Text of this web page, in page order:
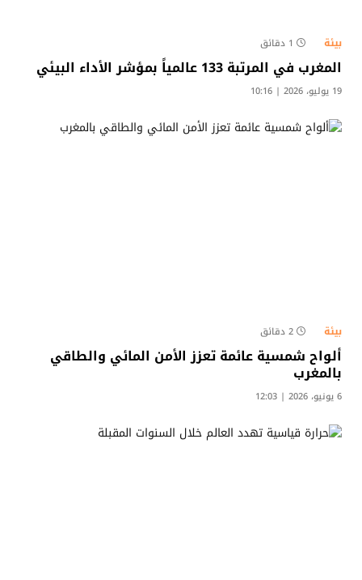
بيئة 1 دقائق
المغرب في المرتبة 133 عالمياً بمؤشر الأداء البيئي
19 يوليو، 2026 | 10:16
بيئة 2 دقائق
ألواح شمسية عائمة تعزز الأمن المائي والطاقي
بالمغرب
6 يونيو، 2026 | 12:03